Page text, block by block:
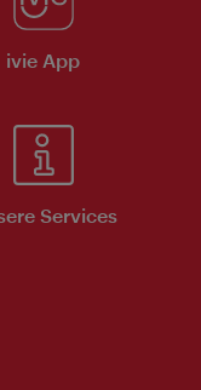
ivie App
Services